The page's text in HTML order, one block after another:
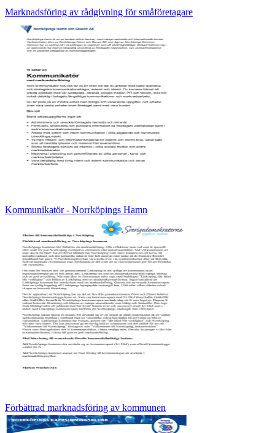
Marknadsföring av rådgivning för småföretagare
Kommunikatör - Norrköpings Hamn
Förbättrad marknadsföring av kommunen